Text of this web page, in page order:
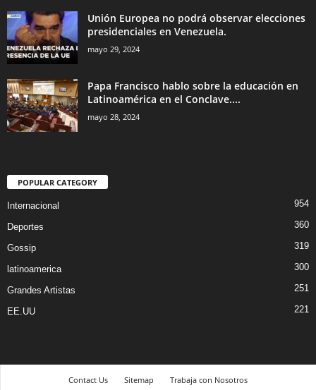
Unión Europea no podrá observar elecciones
presidenciales en Venezuela.
mayo 29, 2024
Papa Francisco hablo sobre la educación en
Latinoamérica en el Conclave....
mayo 28, 2024
POPULAR CATEGORY
Internacional 954
Deportes 360
Gossip 319
latinoamerica 300
Grandes Artistas 251
EE.UU 221
Contact Us Sitemap Trabaja con Nosotros